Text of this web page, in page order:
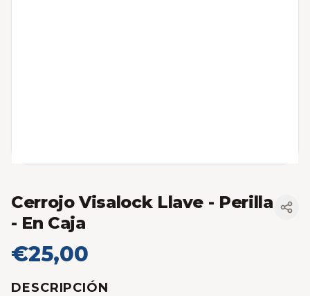
Cerrojo Visalock Llave - Perilla
- En Caja
€25,00
DESCRIPCIÓN